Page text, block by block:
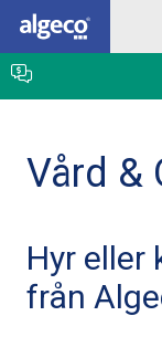
Skip
main
content
Vård &
Hyr eller
från